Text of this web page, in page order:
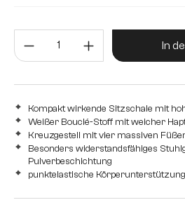
Eiche Holz ProduktIn
Kompakt wirkende Sitzschale mit
Weißer Bouclé-Stoff mit weicher
Kreuzgestell mit vier massiven
Besonders widerstandsfähiges
Pulverbeschichtung
punktelastische